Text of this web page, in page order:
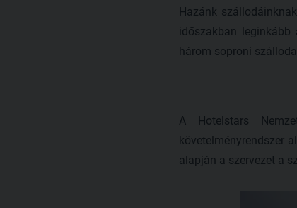
Hazánk
időszakban
három soproni
A Hotelstars
követelményrendszer
alapján a szervezet a